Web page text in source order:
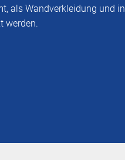
als Wandverkleidung und in
werden.